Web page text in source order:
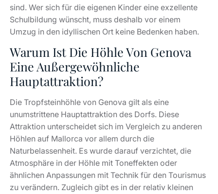
sind. Wer sich für die eigenen Kinder eine exzellente
Schulbildung wünscht, muss deshalb vor einem
Umzug in den idyllischen Ort keine Bedenken haben.
Warum Ist Die Höhle Von Genova
Eine Außergewöhnliche
Hauptattraktion?
Die Tropfsteinhöhle von Genova gilt als eine
unumstrittene Hauptattraktion des Dorfs. Diese
Attraktion unterscheidet sich im Vergleich zu anderen
Höhlen auf Mallorca vor allem durch die
Naturbelassenheit. Es wurde darauf verzichtet, die
Atmosphäre in der Höhle mit Toneffekten oder
ähnlichen Anpassungen mit Technik für den Tourismus
zu verändern. Zugleich gibt es in der relativ kleinen